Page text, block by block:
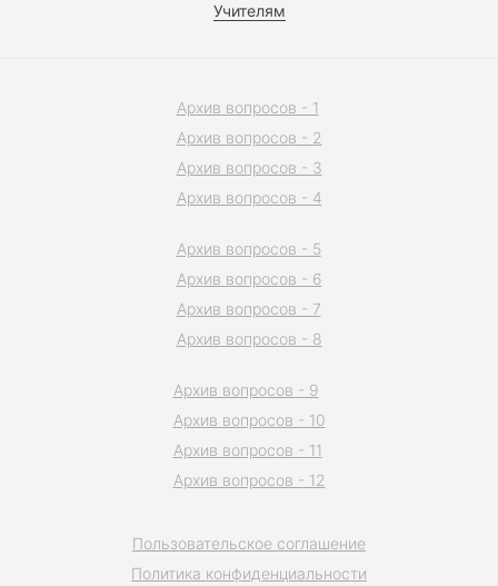
Учителям
Пользовательское соглашение
Политика конфиденциальности
Архив вопросов - 1
Архив вопросов - 2
Архив вопросов - 3
Архив вопросов - 4
Архив вопросов - 5
Архив вопросов - 6
Архив вопросов - 7
Архив вопросов - 8
Архив вопросов - 9
Архив вопросов - 10
Архив вопросов - 11
Архив вопросов - 12